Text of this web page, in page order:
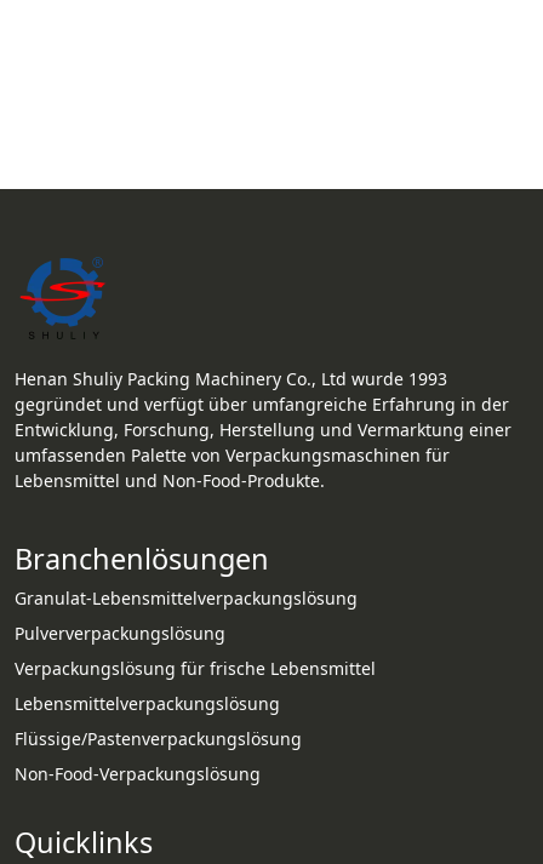
Henan Shuliy Packing Machinery Co., Ltd wurde 1993
gegründet und verfügt über umfangreiche Erfahrung in der
Entwicklung, Forschung, Herstellung und Vermarktung einer
umfassenden Palette von Verpackungsmaschinen für
Lebensmittel und Non-Food-Produkte.
Branchenlösungen
Granulat-Lebensmittelverpackungslösung
Pulververpackungslösung
Verpackungslösung für frische Lebensmittel
Lebensmittelverpackungslösung
Flüssige/Pastenverpackungslösung
Non-Food-Verpackungslösung
Quicklinks